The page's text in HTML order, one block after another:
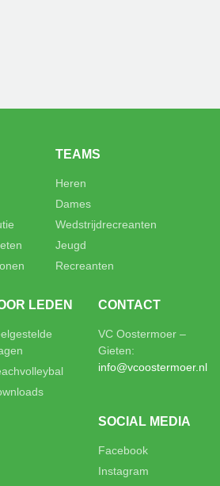
TEAMS
Heren
Dames
Wedstrijdrecreanten
Jeugd
Recreanten
LEDEN CONTACT
VC Oostermoer –
Gieten:
info@vcoostermoer.nl
SOCIAL MEDIA
Facebook
Instagram